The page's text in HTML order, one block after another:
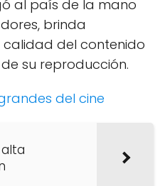
al país de la mano
brinda
del contenido
su reproducción.
del cine
alta